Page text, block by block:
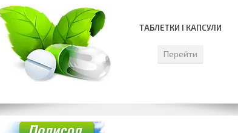
ТАБЛЕТКИ І КАПСУЛИ
Перейти